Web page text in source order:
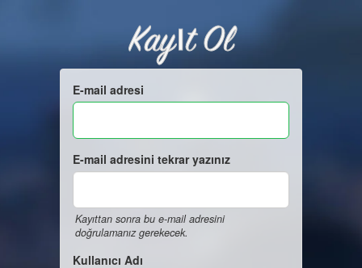
Kayıt Ol
E-mail adresi
E-mail adresini tekrar yazınız
Kayıttan sonra bu e-mail adresini
doğrulamanız gerekecek.
Kullanıcı Adı